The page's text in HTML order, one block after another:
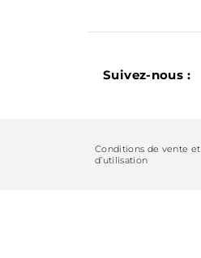
Suivez-nous :
Conditions de vente et
d’utilisation